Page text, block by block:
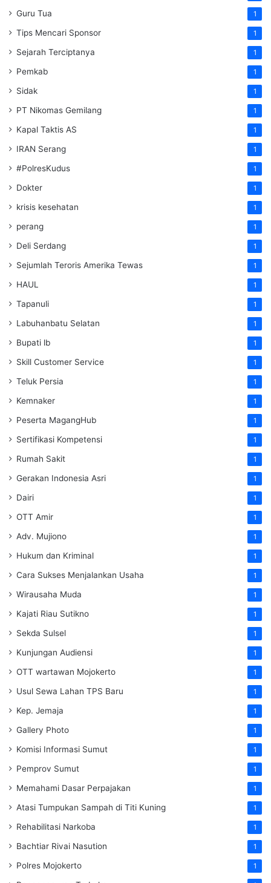
Guru Tua 1
Tips Mencari Sponsor 1
Sejarah Terciptanya 1
Pemkab 1
Sidak 1
PT Nikomas Gemilang 1
Kapal Taktis AS 1
IRAN Serang 1
#PolresKudus 1
Dokter 1
krisis kesehatan 1
perang 1
Deli Serdang 1
Sejumlah Teroris Amerika Tewas 1
HAUL 1
Tapanuli 1
Labuhanbatu Selatan 1
Bupati lb 1
Skill Customer Service 1
Teluk Persia 1
Kemnaker 1
Peserta MagangHub 1
Sertifikasi Kompetensi 1
Rumah Sakit 1
Gerakan Indonesia Asri 1
Dairi 1
OTT Amir 1
Adv. Mujiono 1
Hukum dan Kriminal 1
Cara Sukses Menjalankan Usaha 1
Wirausaha Muda 1
Kajati Riau Sutikno 1
Sekda Sulsel 1
Kunjungan Audiensi 1
OTT wartawan Mojokerto 1
Usul Sewa Lahan TPS Baru 1
Kep. Jemaja 1
Gallery Photo 1
Komisi Informasi Sumut 1
Pemprov Sumut 1
Memahami Dasar Perpajakan 1
Atasi Tumpukan Sampah di Titi Kuning 1
Rehabilitasi Narkoba 1
Bachtiar Rivai Nasution 1
Polres Mojokerto 1